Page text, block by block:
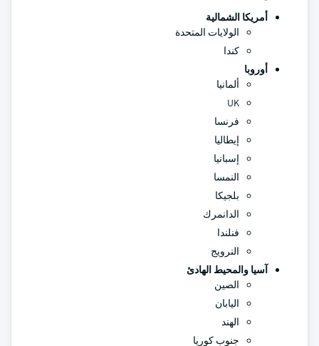
أمريكا الشمالية
الولايات المتحدة
كندا
أوروبا
ألمانيا
UK
فرنسا
إيطاليا
إسبانيا
النمسا
بلجيكا
الدانمرك
فنلندا
النرويج
آسيا والمحيط الهادئ
الصين
اليابان
الهند
جنوب كوريا